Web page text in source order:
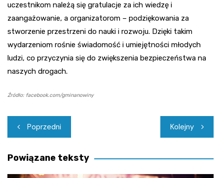
uczestnikom należą się gratulacje za ich wiedzę i
zaangażowanie, a organizatorom – podziękowania za
stworzenie przestrzeni do nauki i rozwoju. Dzięki takim
wydarzeniom rośnie świadomość i umiejętności młodych
ludzi, co przyczynia się do zwiększenia bezpieczeństwa na
naszych drogach.
Źródło: facebook.com/gminanowiny
Nawigacja
wpisu
Poprzedni Kolejny
Powiązane teksty